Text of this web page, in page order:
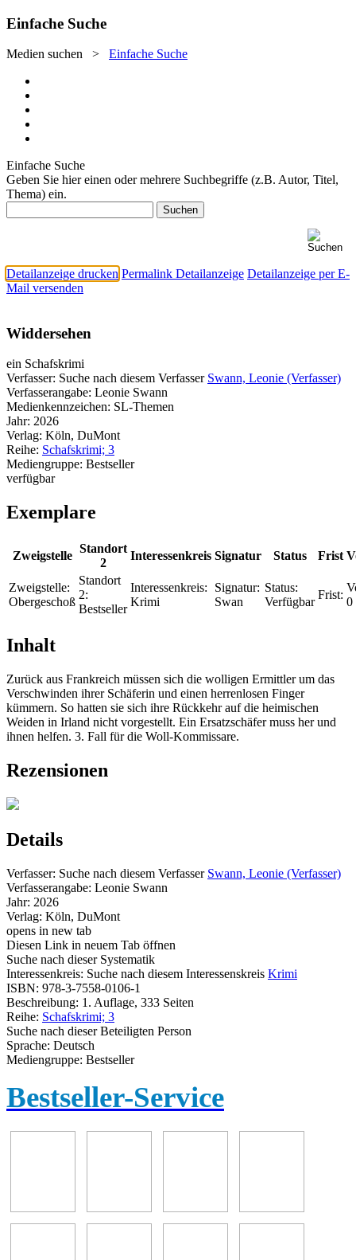
Einfache Suche
Medien suchen > Einfache Suche
Einfache Suche
Geben Sie hier einen oder mehrere Suchbegriffe (z.B. Autor, Titel,
Thema) ein.
Detailanzeige drucken Permalink Detailanzeige Detailanzeige per E-
Mail versenden
Widdersehen
ein Schafskrimi
Verfasser: Suche nach diesem Verfasser Swann, Leonie (Verfasser)
Verfasserangabe: Leonie Swann
Medienkennzeichen: SL-Themen
Jahr: 2026
Verlag: Köln, DuMont
Reihe: Schafskrimi; 3
Mediengruppe: Bestseller
verfügbar
Exemplare
Zweigstelle
Standort
2
Interessenkreis Signatur Status Frist
Zweigstelle:
Obergeschoß
Standort
2:
Bestseller
Interessenkreis:
Krimi
Signatur:
Swan
Status:
Verfügbar
Frist:
0
Inhalt
Zurück aus Frankreich müssen sich die wolligen Ermittler um das
Verschwinden ihrer Schäferin und einen herrenlosen Finger
kümmern. So hatten sie sich ihre Rückkehr auf die heimischen
Weiden in Irland nicht vorgestellt. Ein Ersatzschäfer muss her und
ihnen helfen. 3. Fall für die Woll-Kommissare.
Rezensionen
Details
Verfasser: Suche nach diesem Verfasser Swann, Leonie (Verfasser)
Verfasserangabe: Leonie Swann
Jahr: 2026
Verlag: Köln, DuMont
opens in new tab
Diesen Link in neuem Tab öffnen
Suche nach dieser Systematik
Interessenkreis: Suche nach diesem Interessenskreis Krimi
ISBN: 978-3-7558-0106-1
Beschreibung: 1. Auflage, 333 Seiten
Reihe: Schafskrimi; 3
Suche nach dieser Beteiligten Person
Sprache: Deutsch
Mediengruppe: Bestseller
Bestseller-Service